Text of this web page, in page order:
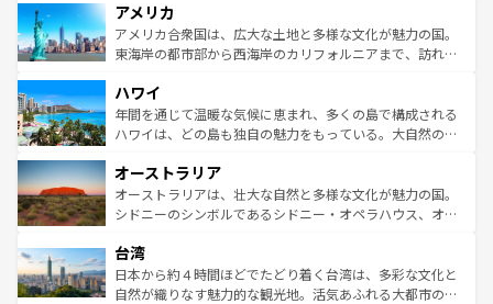
ンツ一覧を参照してほしい。
の建物がそのまま残る町や、スイスならではのユニークな
博物館もあり、アルプス観光だけでなく町歩きも満喫する
ことができる。国民の所得が高いため物価も高いが、旅行
ば市内交通費無料で観光を楽しむこともできる。 なお、新
着のスイス情報はコンテンツ一覧 を参照してほしい。
アメリカ
アメリカ合衆国は、広大な土地と多様な文化が魅力の国。
東海岸の都市部から西海岸のカリフォルニアまで、訪れる
のような巨大都市は、観光、ショッピング、エンターテイ
ンメントが詰まった刺激的なスポットだ。一方、アメリカ
西部には大自然が広がり、グランドキャニオンやイエロー
部のニューオーリンズでは、音楽と美食が融合した独特の
文化が魅力。旅行者はアメリカの各地域で異なる魅力を楽
しみながら、その多様性と豊かな歴史を感じることができ
ならではの贅沢な旅のスタイルだ。 なお、新着のアメリカ
情報はコンテンツ一覧を参照してほしい。
ハワイ
年間を通じて温暖な気候に恵まれ、多くの島で構成される
ハワイは、どの島も独自の魅力をもっている。大自然の神
ワイ島は見逃せない。また、定番の観光地といえばオアフ
島だが、静かな自然を求めるならマウイ島やカウアイ島が
おすすめ。エメラルドグリーンに輝く海をはじめ、豊かな
れるおもてなしの心で訪れる人々を迎えてくれるハワイの
人々、おいしいローカルフードやハワイアンミュージッ
ク、伝統的なフラダンスなど、すべてがハワイの魅力を彩
オーストラリア
オーストラリアは、壮大な自然と多様な文化が魅力の国。
シドニーのシンボルであるシドニー・オペラハウス、オー
リアリーフや大陸中央部にそびえるウルル（エアーズロッ
ク）、タスマニアの美しい原生林やケアンズの熱帯雨林な
ど、見どころがたくさん。また、カフェやワイン、オージ
台湾
日本から約４時間ほどでたどり着く台湾は、多彩な文化と
自然が織りなす魅力的な観光地。活気あふれる大都市の台